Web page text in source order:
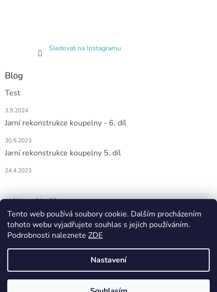
Tento web používá soubory cookie. Dalším procházením
tohoto webu vyjadřujete souhlas s jejich používáním.
Podrobnosti naleznete ZDE
Nastavení
Sledovat na Instagramu
Blog
Test
3.9.2024
Jarní rekonstrukce koupelny - 6. díl
30.5.2023
Jarní rekonstrukce koupelny 5. díl
24.4.2023
Nákupní košík
0KS /0 KČ
Vytvořil Shoptet